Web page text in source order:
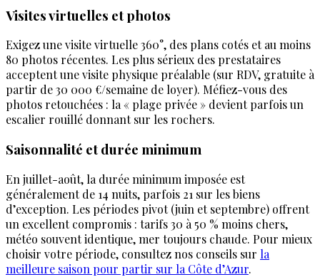
Visites virtuelles et photos
Exigez une visite virtuelle 360°, des plans cotés et au moins
80 photos récentes. Les plus sérieux des prestataires
acceptent une visite physique préalable (sur RDV, gratuite à
partir de 30 000 €/semaine de loyer). Méfiez-vous des
photos retouchées : la « plage privée » devient parfois un
escalier rouillé donnant sur les rochers.
Saisonnalité et durée minimum
En juillet-août, la durée minimum imposée est
généralement de 14 nuits, parfois 21 sur les biens
d’exception. Les périodes pivot (juin et septembre) offrent
un excellent compromis : tarifs 30 à 50 % moins chers,
météo souvent identique, mer toujours chaude. Pour mieux
choisir votre période, consultez nos conseils sur la
meilleure saison pour partir sur la Côte d’Azur.